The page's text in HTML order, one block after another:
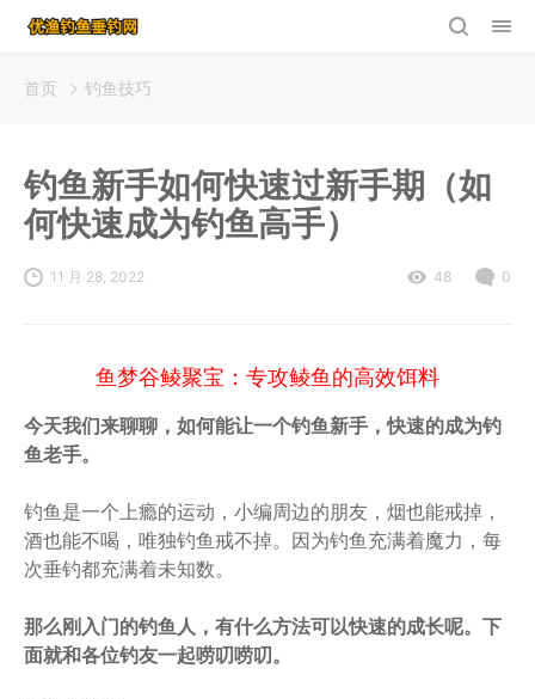
首页 钓鱼技巧
钓鱼新手如何快速过新手期（如
何快速成为钓鱼高手）
11 月 28, 2022 48 0
鱼梦谷鲮聚宝：专攻鲮鱼的高效饵料
今天我们来聊聊，如何能让一个钓鱼新手，快速的成为钓
鱼老手。
钓鱼是一个上瘾的运动，小编周边的朋友，烟也能戒掉，
酒也能不喝，唯独钓鱼戒不掉。因为钓鱼充满着魔力，每
次垂钓都充满着未知数。
那么刚入门的钓鱼人，有什么方法可以快速的成长呢。下
面就和各位钓友一起唠叨唠叨。